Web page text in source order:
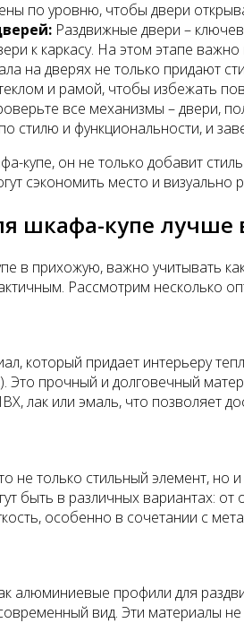
по уровню, чтобы двери
Раздвижные двери –
к каркасу. На этом этапе
на дверях не только придают
и рамой, чтобы избежать
все механизмы – двери,
стилю и функциональности, и
купе, он не только добавит
сэкономить место и
шкафа-купе лучше
в прихожую, важно учитывать
Рассмотрим несколько
который придает интерьеру
прочный и долговечный
лак или эмаль, что позволяет
не только стильный элемент,
быть в различных вариантах:
особенно в сочетании с
алюминиевые профили для
вид. Эти материалы